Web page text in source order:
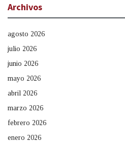
Archivos
agosto 2026
julio 2026
junio 2026
mayo 2026
abril 2026
marzo 2026
febrero 2026
enero 2026